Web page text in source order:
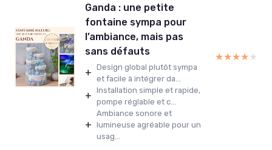
Ganda : une petite
fontaine sympa pour
l’ambiance, mais pas
sans défauts
+ Design global plutôt sympa
et facile à intégrer da...
+ Installation simple et rapide,
pompe réglable et c...
+
Ambiance sonore et
lumineuse agréable pour un
usag...
★★★★★
★★★★★